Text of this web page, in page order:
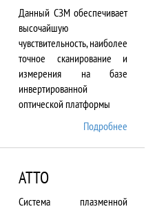
Данный СЗМ обеспечивает
высочайшую
чувствительность, наиболее
точное сканирование и
измерения на базе
инвертированной
оптической платформы
Подробнее
ATTO
Система плазменной